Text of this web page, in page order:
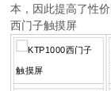
本，因此提高了性价
西门子触摸屏